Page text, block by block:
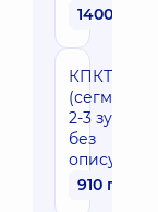
1400 грн
КПКТ
(сегмент
2-3 зуба,
без
опису)
910 грн